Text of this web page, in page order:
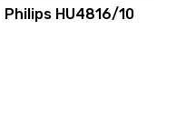
NFC
Philips HU4816/10